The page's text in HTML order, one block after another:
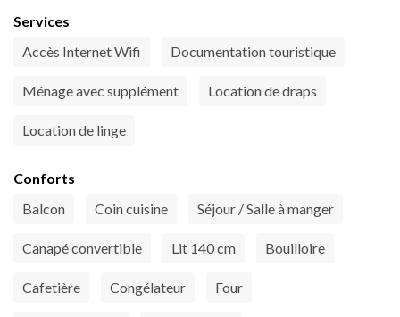
Services
Accès Internet Wifi
Documentation touristique
Ménage avec supplément Location de draps
Location de linge
Conforts
Balcon
Coin cuisine Séjour / Salle à manger
Canapé convertible Lit 140 cm Bouilloire
Cafetière Congélateur Four